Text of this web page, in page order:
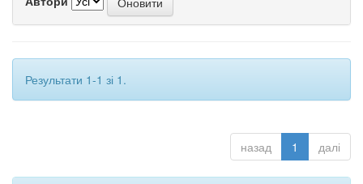
Результати 1-1 зі 1.
назад 1 далі